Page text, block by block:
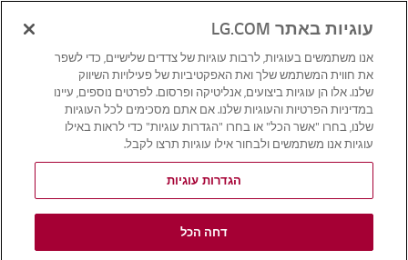
עוגיות באתר LG.COM
אנו משתמשים בעוגיות, לרבות עוגיות של צדדים שלישיים, כדי לשפר
את חווית המשתמש שלך ואת האפקטיביות של פעילויות השיווק
שלנו. אלו הן עוגיות ביצועים, אנליטיקה ופרסום. לפרטים נוספים, עיינו
במדיניות הפרטיות והעוגיות שלנו. אם אתם מסכימים לכל העוגיות
שלנו, בחרו "אשר הכל" או בחרו "הגדרות עוגיות" כדי לראות באילו
עוגיות אנו משתמשים ולבחור אילו עוגיות תרצו לקבל.
הגדרות עוגיות
דחה הכל